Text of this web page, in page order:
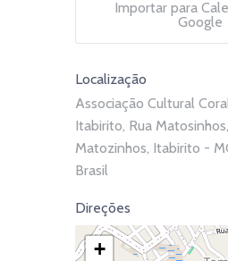
Importar para
Google
Localização
Associação Cultural
Itabirito, Rua
Matozinhos, Itabirito -
Brasil
Direções
+